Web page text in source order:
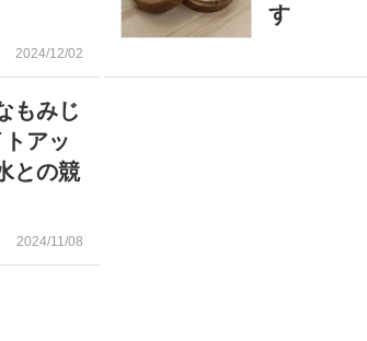
2024/12/02
す
もみじ
アッ
との競
2024/11/08